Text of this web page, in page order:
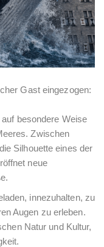
Gast eingezogen:
besondere Weise
Zwischen
Silhouette eines der
neue
innezuhalten, zu
Augen zu erleben.
Natur und Kultur,